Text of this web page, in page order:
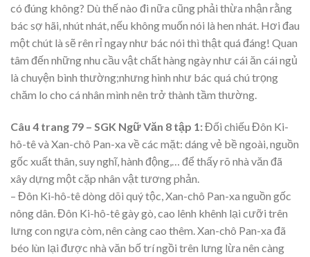
có đúng không? Dù thế nào đi nữa cũng phải thừa nhận rằng
bác sợ hãi, nhút nhát, nếu không muốn nói là hen nhát. Hơi đau
một chút là sẽ rên rỉ ngay như bác nói thì thật quá đáng! Quan
tâm đến những nhu cầu vật chất hàng ngày như cái ăn cái ngủ
là chuyện bình thường;nhưng hình như bác quá chú trọng
chăm lo cho cá nhân mình nên trở thành tầm thường.
Câu 4 trang 79 – SGK Ngữ Văn 8 tập 1:Đối chiếu Đôn Ki-
hô-tê và Xan-chô Pan-xa về các mặt: dáng vẻ bề ngoài, nguồn
gốc xuất thân, suy nghĩ, hành động,… để thấy rõ nhà văn đã
xây dựng một cặp nhân vật tương phản.
– Đôn Ki-hô-tê dòng dõi quý tộc, Xan-chô Pan-xa nguồn gốc
nông dân. Đôn Ki-hô-tê gày gò, cao lênh khênh lại cưỡi trên
lưng con ngựa còm, nên càng cao thêm. Xan-chô Pan-xa đã
béo lùn lại được nhà văn bố trí ngồi trên lưng lừa nên càng